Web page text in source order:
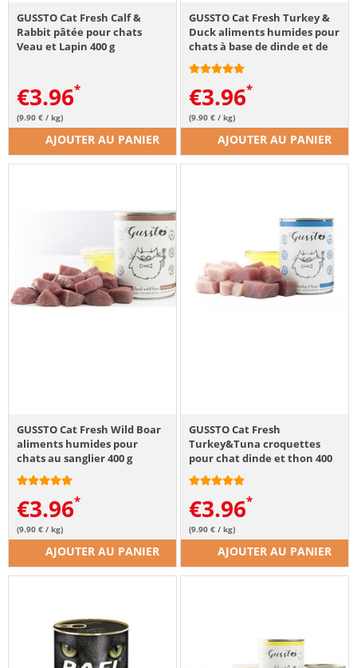
GUSSTO Cat Fresh Calf &
Rabbit pâtée pour chats
Veau et Lapin 400 g
€3.96
(9.90 € / kg)
AJOUTER AU PANIER
GUSSTO Cat Fresh Turkey &
Duck aliments humides pour
chats à base de dinde et de
canard 400 g
€3.96
(9.90 € / kg)
AJOUTER AU PANIER
GUSSTO Cat Fresh Wild Boar
aliments humides pour
chats au sanglier 400 g
€3.96
(9.90 € / kg)
AJOUTER AU PANIER
GUSSTO Cat Fresh
Turkey&Tuna croquettes
pour chat dinde et thon 400
g
€3.96
(9.90 € / kg)
AJOUTER AU PANIER